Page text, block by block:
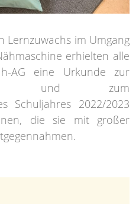
Lernzuwachs im Umgang
erhielten alle
AG eine Urkunde zur
und zum
Schuljahres 2022/2023
die sie mit großer